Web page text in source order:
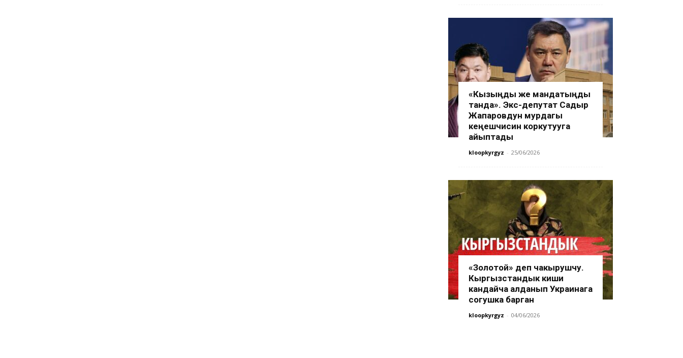
«Кызыңды же мандатыңды
танда». Экс-депутат Садыр
Жапаровдун мурдагы
кеңешчисин коркутууга
айыптады
kloopkyrgyz - 25/06/2026
«Золотой» деп чакырушчу.
Кыргызстандык киши
кандайча алданып Украинага
согушка барган
kloopkyrgyz - 04/06/2026